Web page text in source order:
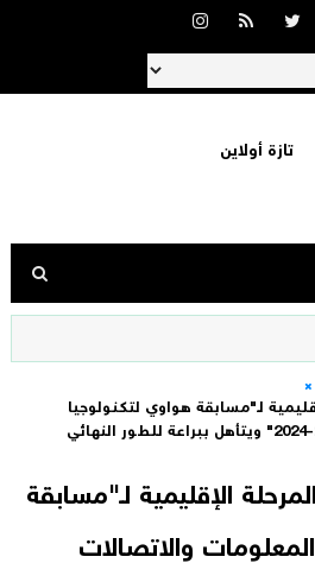
لـ"مسابقة هواوي لتكنولوجيا
المعلومات والاتصالات 2023-2024" ويتأهل ببراعة للطور النهائي
الإقليمية لـ"مسابقة
والاتصالات